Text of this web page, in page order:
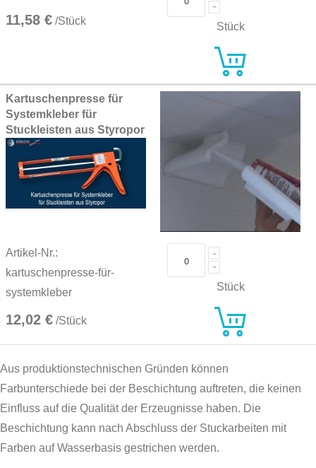
11,58 € /Stück Stück
Kartuschenpresse für
Systemkleber für
Stuckleisten aus Styropor
Artikel-Nr.:
kartuschenpresse-für-
systemkleber
12,02 € /Stück
Stück
Aus produktionstechnischen Gründen können
Farbunterschiede bei der Beschichtung auftreten, die keinen
Einfluss auf die Qualität der Erzeugnisse haben. Die
Beschichtung kann nach Abschluss der Stuckarbeiten mit
Farben auf Wasserbasis gestrichen werden.